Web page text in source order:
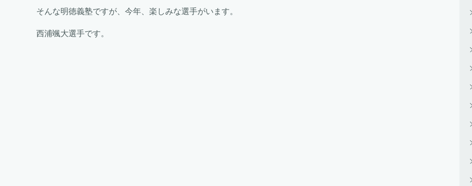
そんな明徳義塾ですが、今年、楽しみな選手がいます。
西浦颯大選手です。